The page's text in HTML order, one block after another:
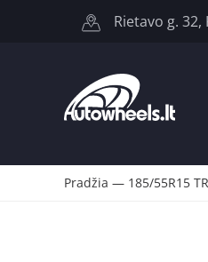
Rietavo g. 32,
Pradžia — 185/55R15